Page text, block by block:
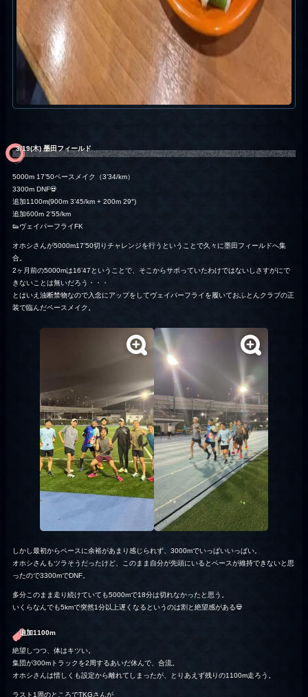
3/19(木) 墨田フィールド
5000m 17’50ペースメイク（3’34/km）
3300m DNF💀
追加1100m(900m 3’45/km + 200m 29″)
追加600m 2’55/km
👟ヴェイパーフライFK
オホシさんが5000m17’50切りチャレンジを行うということで久々に墨田フィールドへ集
合。
2ヶ月前の5000mは16’47ということで、そこからサボっていたわけではないしさすがにで
きないことは無いだろう・・・
とはいえ油断禁物なので入念にアップをしてヴェイパーフライを履いておふとんクラブの正
装で臨んだペースメイク。
しかし最初からペースに余裕があまり感じられず、3000mでいっぱいいっぱい。
オホシさんもツラそうだったけど、このまま自分が先頭にいるとペースが維持できないと思
ったので3300mでDNF。
多分このまま走り続けていても5000mで18分は切れなかったと思う。
いくらなんでも5kmで突然1分以上遅くなるというのは割と絶望感がある💀
追加1100m
絶望しつつ、体はキツい。
集団が300mトラックを2周するあいだ休んで、合流。
オホシさんは惜しくも設定から離れてしまったが、とりあえず残りの1100m走ろう。
ラスト1周のところでTKGさんが